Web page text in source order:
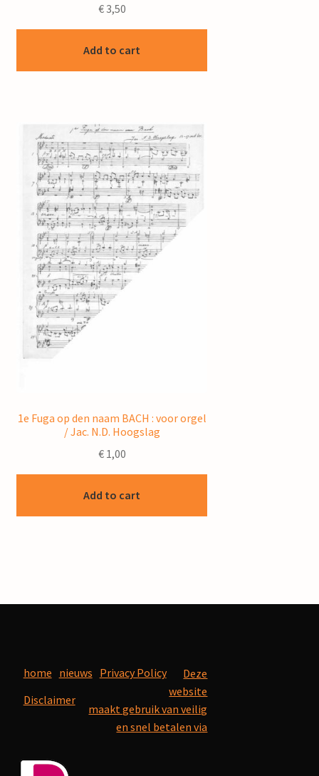
€3,50
Add to cart
1e Fuga op den naam BACH : voor orgel
/ Jac. N.D. Hoogslag
€1,00
Add to cart
home nieuws Privacy Policy
Disclaimer
Deze
website
maakt gebruik van veilig
en snel betalen via